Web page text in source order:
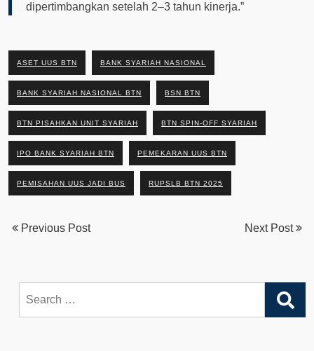
dipertimbangkan setelah 2–3 tahun kinerja.”
ASET UUS BTN BANK SYARIAH NASIONAL
BANK SYARIAH NASIONAL BTN BSN BTN
BTN PISAHKAN UNIT SYARIAH BTN SPIN-OFF SYARIAH
IPO BANK SYARIAH BTN PEMEKARAN UUS BTN
PEMISAHAN UUS JADI BUS RUPSLB BTN 2025
Previous Post Next Post
for: